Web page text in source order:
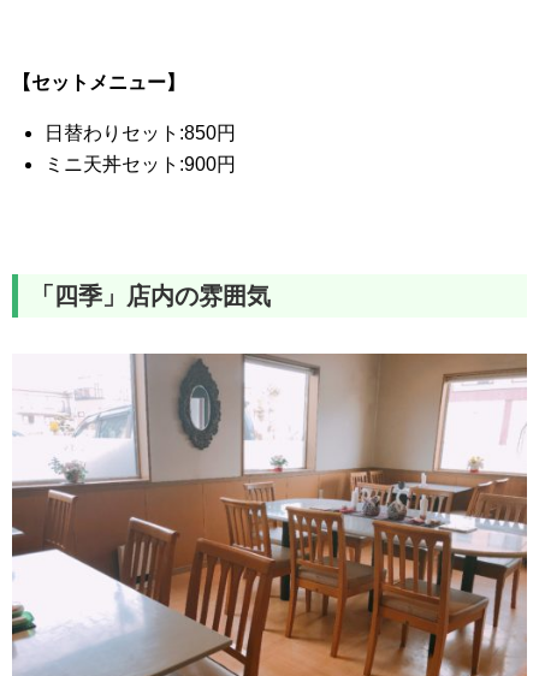
【セットメニュー】
日替わりセット:850円
ミニ天丼セット:900円
「四季」店内の雰囲気